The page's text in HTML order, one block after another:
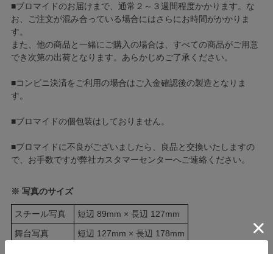
■ブロマイドのお届けまで、通常２～３週間程度かかります。な
お、ご注文が混み合っている場合にはさらにお時間がかかりま
す。
また、他の商品と一緒にご購入の場合は、すべての商品がご用意
でき次第の出荷となります。あらかじめご了承ください。
■コンビニ決済をご利用の場合はご入金確認後の製造となりま
す。
■ブロマイドの個包装はしておりません。
■ブロマイドに不良がございましたら、良品と交換いたしますの
で、お手数ですが弊社カスタマーセンターへご連絡ください。
※ 写真のサイズ
スチール写真
短辺 89mm × 長辺 127mm
舞台写真
短辺 127mm × 長辺 178mm